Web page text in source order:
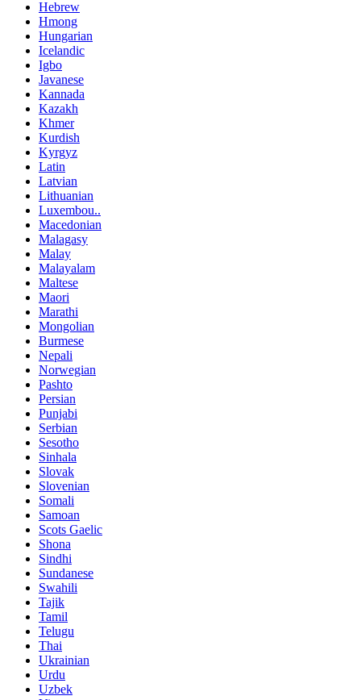
Hebrew
Hmong
Hungarian
Icelandic
Igbo
Javanese
Kannada
Kazakh
Khmer
Kurdish
Kyrgyz
Latin
Latvian
Lithuanian
Luxembou..
Macedonian
Malagasy
Malay
Malayalam
Maltese
Maori
Marathi
Mongolian
Burmese
Nepali
Norwegian
Pashto
Persian
Punjabi
Serbian
Sesotho
Sinhala
Slovak
Slovenian
Somali
Samoan
Scots Gaelic
Shona
Sindhi
Sundanese
Swahili
Tajik
Tamil
Telugu
Thai
Ukrainian
Urdu
Uzbek